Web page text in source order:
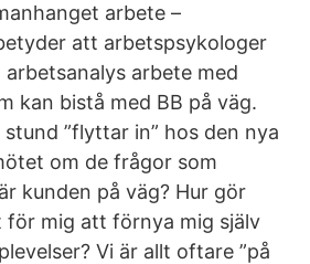
arbete –
att arbetspsykologer
arbete med
kan bistå med BB på väg.
”flyttar in” hos den nya
om de frågor som
kunden på väg? Hur gör
för mig att förnya mig själv
Vi är allt oftare ”på